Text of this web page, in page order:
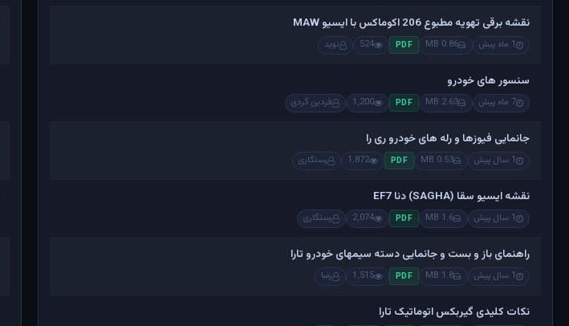
نقشه برقی تهویه مطبوع 206 اکوماکس با ایسیو MAW
1 ماه پیش 0.86 MB
PDF
524 نوید
سنسور های خودرو
7 ماه پیش 2.63 MB
PDF
1,200 فردین گردی
جانمایی فیوزها و رله های خودرو ری را
1 سال پیش 0.53 MB
PDF
1,872 رستگاری
نقشه ایسیو سقا (SAGHA) دنا EF7
1 سال پیش 1.6 MB
PDF
2,074 رستگاری
راهنمای باز و بست و جانمایی دسته سیمهای خودرو تارا
1 سال پیش 1.8 MB
PDF
1,515 رضا
نکات کلیدی گیربکس اتوماتیک تارا